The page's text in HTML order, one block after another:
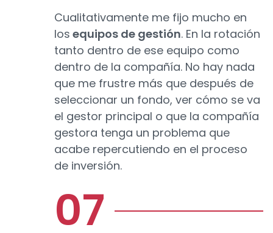
Cualitativamente me fijo mucho en
los equipos de gestión. En la rotación
tanto dentro de ese equipo como
dentro de la compañía. No hay nada
que me frustre más que después de
seleccionar un fondo, ver cómo se va
el gestor principal o que la compañía
gestora tenga un problema que
acabe repercutiendo en el proceso
de inversión.